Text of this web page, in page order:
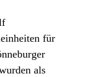
für
als